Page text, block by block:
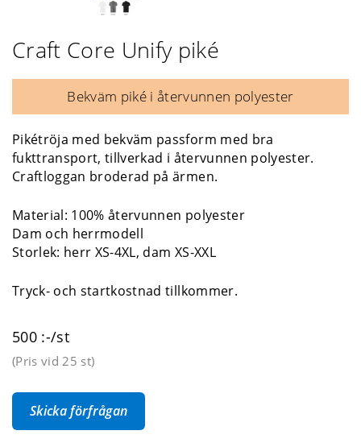
Craft Core Unify piké
Bekväm piké i återvunnen polyester
Pikétröja med bekväm passform med bra
fukttransport, tillverkad i återvunnen polyester.
Craftloggan broderad på ärmen.
Material: 100% återvunnen polyester
Dam och herrmodell
Storlek: herr XS-4XL, dam XS-XXL
Tryck- och startkostnad tillkommer.
500 :-/st
(Pris vid 25 st)
Skicka förfrågan